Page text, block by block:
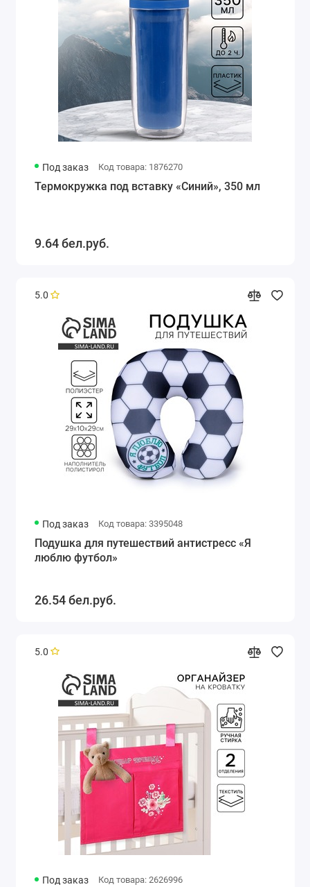
Под заказ Код товара: 1876270
Термокружка под вставку «Синий», 350 мл
9.64 бел.руб.
5.0
Под заказ Код товара: 3395048
Подушка для путешествий антистресс «Я
люблю футбол»
26.54 бел.руб.
5.0
Под заказ Код товара: 2626996